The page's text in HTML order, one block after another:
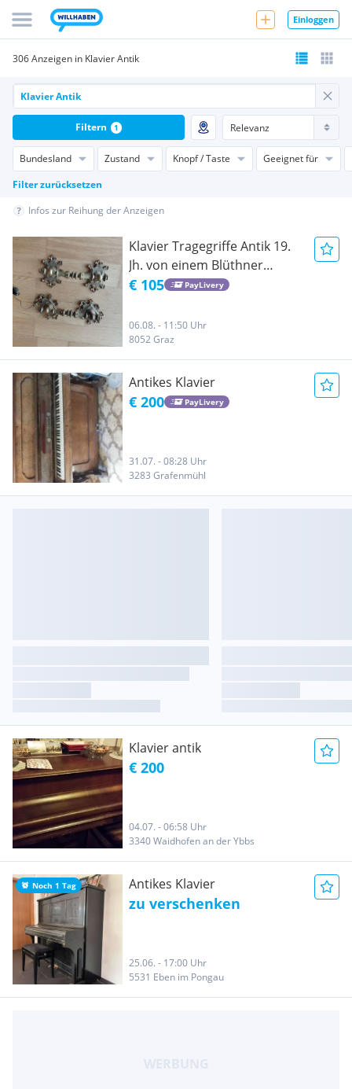
Einloggen
306 Anzeigen in Klavier Antik
Bundesland Zustand Knopf / Taste Geeignet für
Filter zurücksetzen
Filtern 1
Infos zur Reihung der Anzeigen
Klavier Tragegriffe Antik 19.
Jh. von einem Blüthner
Klavier
€ 105 PayLivery
06.08. - 11:50 Uhr
8052 Graz
Antikes Klavier
€ 200 PayLivery
31.07. - 08:28 Uhr
3283 Grafenmühl
Klavier antik
€ 200
04.07. - 06:58 Uhr
3340 Waidhofen an der Ybbs
Noch 1 Tag Antikes Klavier
zu verschenken
25.06. - 17:00 Uhr
5531 Eben im Pongau